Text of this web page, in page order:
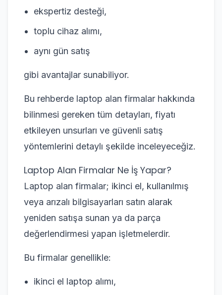
ekspertiz desteği,
toplu cihaz alımı,
aynı gün satış
gibi avantajlar sunabiliyor.
Bu rehberde laptop alan firmalar hakkında
bilinmesi gereken tüm detayları, fiyatı
etkileyen unsurları ve güvenli satış
yöntemlerini detaylı şekilde inceleyeceğiz.
Laptop Alan Firmalar Ne İş Yapar?
Laptop alan firmalar; ikinci el, kullanılmış
veya arızalı bilgisayarları satın alarak
yeniden satışa sunan ya da parça
değerlendirmesi yapan işletmelerdir.
Bu firmalar genellikle:
ikinci el laptop alımı,